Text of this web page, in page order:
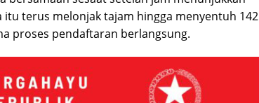
itu terus melonjak tajam hingga menyentuh 142
proses pendaftaran berlangsung.